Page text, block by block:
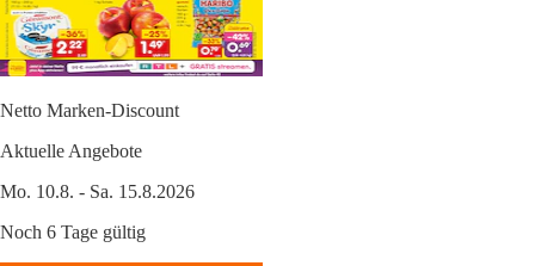
Netto Marken-Discount
Aktuelle Angebote
Mo. 10.8. - Sa. 15.8.2026
Noch 6 Tage gültig